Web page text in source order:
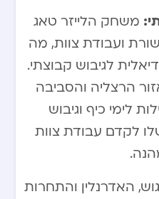
משחק הלייזר טאג
ועבודת צוות, מה
לגיבוש קבוצתי.
הרצליה והסביבה
לימי כיף וגיבוש
לקדם עבודת צוות
האדרנלין והתחרות